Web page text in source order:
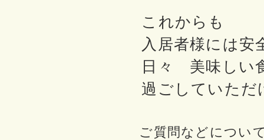
これからも
入居者様には安
日々 美味しい
過ごしていただ
ご質問などについ